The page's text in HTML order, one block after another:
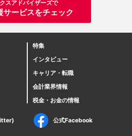
スアドバイザーズで
サービスをチェック
特集
インタビュー
キャリア・転職
会計業界情報
税金・お金の情報
公式Facebook